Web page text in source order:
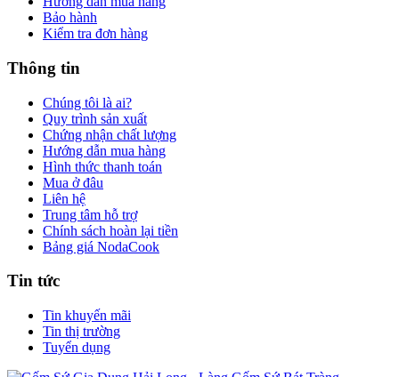
Bảo hành
Kiểm tra đơn hàng
Thông tin
Chúng tôi là ai?
Quy trình sản xuất
Chứng nhận chất lượng
Hướng dẫn mua hàng
Hình thức thanh toán
Mua ở đâu
Liên hệ
Trung tâm hỗ trợ
Chính sách hoàn lại tiền
Bảng giá NodaCook
Tin tức
Tin khuyến mãi
Tin thị trường
Tuyển dụng